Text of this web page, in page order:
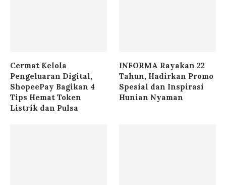
Cermat Kelola
Pengeluaran Digital,
ShopeePay Bagikan 4
Tips Hemat Token
Listrik dan Pulsa
INFORMA Rayakan 22
Tahun, Hadirkan Promo
Spesial dan Inspirasi
Hunian Nyaman